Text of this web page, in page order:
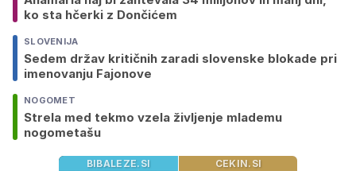
ko sta hčerki z Dončićem
SLOVENIJA
Sedem držav kritičnih zaradi slovenske blokade pri
imenovanju Fajonove
NOGOMET
Strela med tekmo vzela življenje mlademu
nogometašu
BIBALEZE.SI CEKIN.SI